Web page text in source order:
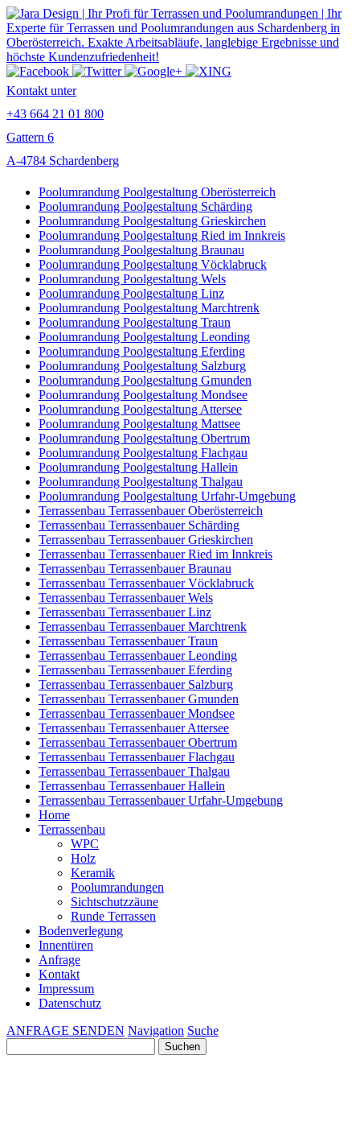
Kontakt unter
+43 664 21 01 800
Gattern 6
A-4784 Schardenberg
Poolumrandung Poolgestaltung Oberösterreich
Poolumrandung Poolgestaltung Schärding
Poolumrandung Poolgestaltung Grieskirchen
Poolumrandung Poolgestaltung Ried im Innkreis
Poolumrandung Poolgestaltung Braunau
Poolumrandung Poolgestaltung Vöcklabruck
Poolumrandung Poolgestaltung Wels
Poolumrandung Poolgestaltung Linz
Poolumrandung Poolgestaltung Marchtrenk
Poolumrandung Poolgestaltung Traun
Poolumrandung Poolgestaltung Leonding
Poolumrandung Poolgestaltung Eferding
Poolumrandung Poolgestaltung Salzburg
Poolumrandung Poolgestaltung Gmunden
Poolumrandung Poolgestaltung Mondsee
Poolumrandung Poolgestaltung Attersee
Poolumrandung Poolgestaltung Mattsee
Poolumrandung Poolgestaltung Obertrum
Poolumrandung Poolgestaltung Flachgau
Poolumrandung Poolgestaltung Hallein
Poolumrandung Poolgestaltung Thalgau
Poolumrandung Poolgestaltung Urfahr-Umgebung
Terrassenbau Terrassenbauer Oberösterreich
Terrassenbau Terrassenbauer Schärding
Terrassenbau Terrassenbauer Grieskirchen
Terrassenbau Terrassenbauer Ried im Innkreis
Terrassenbau Terrassenbauer Braunau
Terrassenbau Terrassenbauer Vöcklabruck
Terrassenbau Terrassenbauer Wels
Terrassenbau Terrassenbauer Linz
Terrassenbau Terrassenbauer Marchtrenk
Terrassenbau Terrassenbauer Traun
Terrassenbau Terrassenbauer Leonding
Terrassenbau Terrassenbauer Eferding
Terrassenbau Terrassenbauer Salzburg
Terrassenbau Terrassenbauer Gmunden
Terrassenbau Terrassenbauer Mondsee
Terrassenbau Terrassenbauer Attersee
Terrassenbau Terrassenbauer Obertrum
Terrassenbau Terrassenbauer Flachgau
Terrassenbau Terrassenbauer Thalgau
Terrassenbau Terrassenbauer Hallein
Terrassenbau Terrassenbauer Urfahr-Umgebung
Home
Terrassenbau
WPC
Holz
Keramik
Poolumrandungen
Sichtschutzzäune
Runde Terrassen
Bodenverlegung
Innentüren
Anfrage
Kontakt
Impressum
Datenschutz
ANFRAGE SENDEN Navigation Suche
nach: